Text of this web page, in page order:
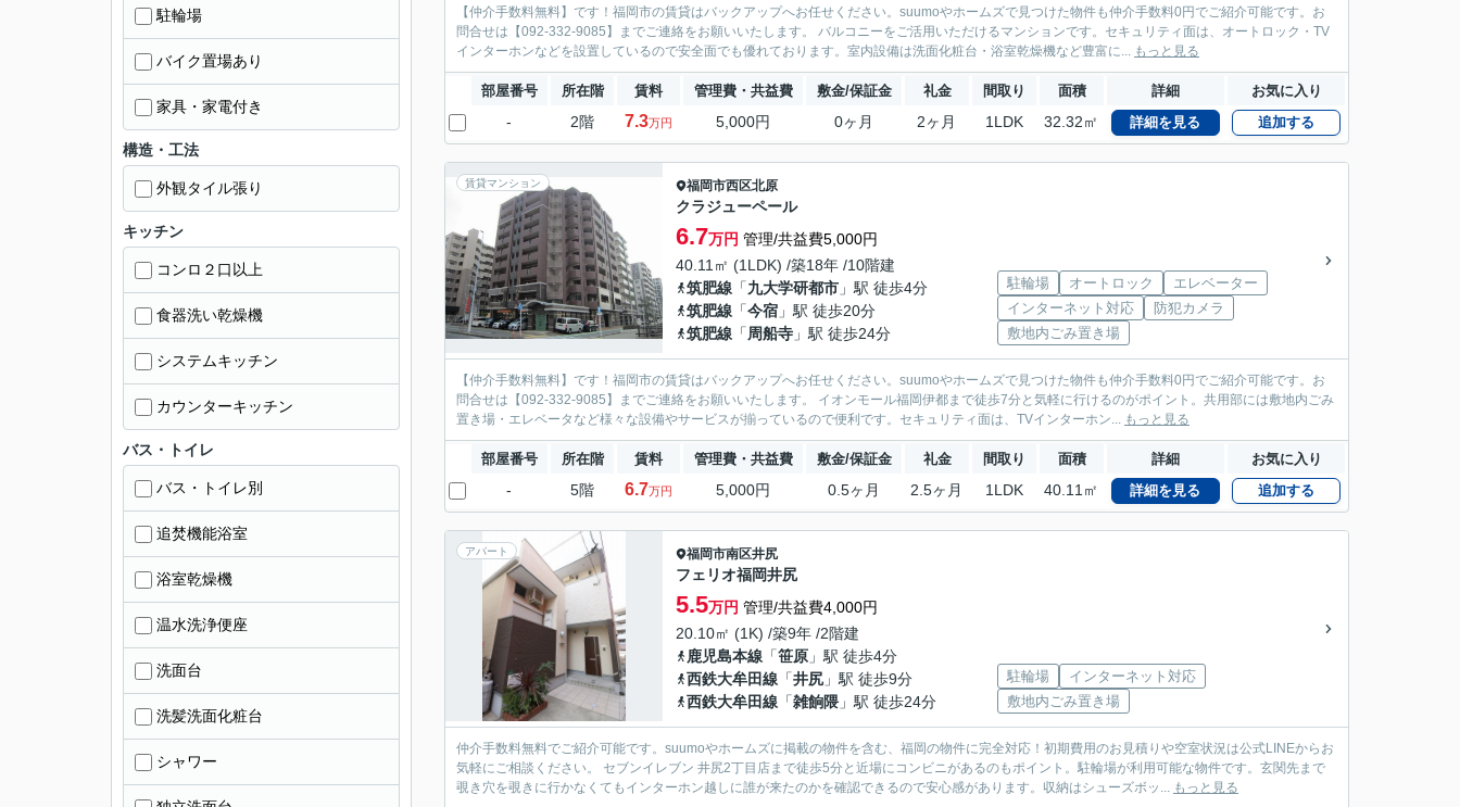
【仲介手数料無料】です！福岡市の賃貸はバックアップへお任せください。suumoやホームズで見つけた物件も仲介手数料0円でご紹介可能です。お
問合せは【092-332-9085】までご連絡をお願いいたします。 バルコニーをご活用いただけるマンションです。セキュリティ面は、オートロック・TV
インターホンなどを設置しているので安全面でも優れております。室内設備は洗面化粧台・浴室乾燥機など豊富に... もっと見る
部屋番号 所在階 賃料 管理費・共益費 敷金/保証金 礼金 間取り 面積 詳細 お気に入り
- 2階 7.3万円 5,000円 0ヶ月 2ヶ月 1LDK 32.32㎡ 詳細を見る 追加する
賃貸マンション 福岡市西区北原
クラジューペール
6.7万円 管理/共益費5,000円
40.11㎡ (1LDK) /築18年 /10階建
筑肥線 「九大学研都市 」駅 徒歩4分
筑肥線 「今宿 」駅 徒歩20分
筑肥線 「周船寺 」駅 徒歩24分
駐輪場 オートロック
エレベーター
インターネット対応
防犯カメラ
敷地内ごみ置き場
【仲介手数料無料】です！福岡市の賃貸はバックアップへお任せください。suumoやホームズで見つけた物件も仲介手数料0円でご紹介可能です。お
問合せは【092-332-9085】までご連絡をお願いいたします。 イオンモール福岡伊都まで徒歩7分と気軽に行けるのがポイント。共用部には敷地内ごみ
置き場・エレベータなど様々な設備やサービスが揃っているので便利です。セキュリティ面は、TVインターホン... もっと見る
部屋番号 所在階 賃料 管理費・共益費 敷金/保証金 礼金 間取り 面積 詳細 お気に入り
- 5階 6.7万円 5,000円 0.5ヶ月 2.5ヶ月 1LDK 40.11㎡ 詳細を見る 追加する
アパート 福岡市南区井尻
フェリオ福岡井尻
5.5万円 管理/共益費4,000円
20.10㎡ (1K) /築9年 /2階建
鹿児島本線 「笹原 」駅 徒歩4分
西鉄大牟田線 「井尻 」駅 徒歩9分
西鉄大牟田線 「雑餉隈 」駅 徒歩24分
駐輪場
インターネット対応
敷地内ごみ置き場
仲介手数料無料でご紹介可能です。suumoやホームズに掲載の物件を含む、福岡の物件に完全対応！初期費用のお見積りや空室状況は公式LINEからお
気軽にご相談ください。 セブンイレブン 井尻2丁目店まで徒歩5分と近場にコンビニがあるのもポイント。駐輪場が利用可能な物件です。玄関先まで
覗き穴を覗きに行かなくてもインターホン越しに誰が来たのかを確認できるので安心感があります。収納はシューズボッ... もっと見る
駐輪場
バイク置場あり
家具・家電付き
構造・工法
外観タイル張り
キッチン
コンロ２口以上
食器洗い乾燥機
システムキッチン
カウンターキッチン
バス・トイレ
バス・トイレ別
追焚機能浴室
浴室乾燥機
温水洗浄便座
洗面台
洗髪洗面化粧台
シャワー